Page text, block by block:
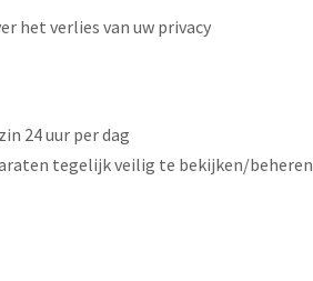
het verlies van uw privacy
24 uur per dag
tegelijk veilig te bekijken/beheren